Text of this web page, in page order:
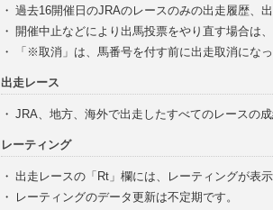
・ 過去16開催日のJRAのレースのみの出走履歴、
・ 開催中止などにより出馬投票をやり直す場合は
・
「※取消」は、馬番号を付す前に出走取消にな
出走レース
・ JRA、地方、海外で出走したすべてのレースの
レーティング
・ 出走レースの「Rt」欄には、レーティングが表
・
レーティングのデータ更新は不定期です。